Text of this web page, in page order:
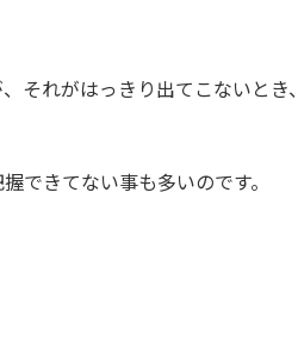
それがはっきり出てこないとき、
できてない事も多いのです。